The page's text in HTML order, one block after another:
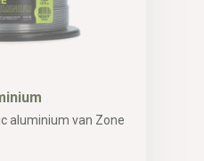
aluminium van Zone